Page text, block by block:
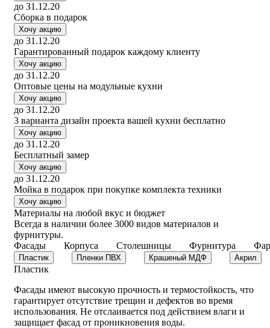
до 31.12.20
Сборка в подарок
Хочу акцию
до 31.12.20
Гарантированный подарок каждому клиенту
Хочу акцию
до 31.12.20
Оптовые цены на модульные кухни
Хочу акцию
до 31.12.20
3 варианта дизайн проекта вашей кухни бесплатно
Хочу акцию
до 31.12.20
Бесплатный замер
Хочу акцию
до 31.12.20
Мойка в подарок при покупке комплекта техники
Хочу акцию
Материалы на любой вкус и бюджет
Всегда в наличии более 3000 видов материалов и
фурнитуры.
Фасады
Корпуса Столешницы Фурнитура
Пластик Пленки ПВХ Крашеный МДФ Акрил
Пластик
Фасады имеют высокую прочность и термостойкость, что
гарантирует отсутствие трещин и дефектов во время
использования. Не отслаивается под действием влаги и
защищает фасад от проникновения воды.